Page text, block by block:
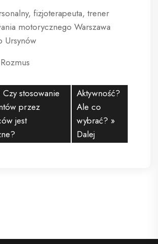
fizjoterapeuta, trener
motorycznego Warszawa
Ursynów
Czy stosowanie
przez
jest
Aktywność?
Ale co
wybrać? »
Dalej